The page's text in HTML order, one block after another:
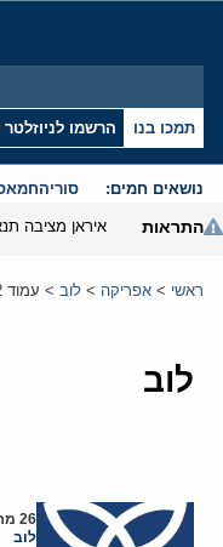
תמכו בנו הרשמו לניוזלטר
נושאים חמים: סוריה
התראות
ראשי > אפריקה > לוב > עמוד 2
לוב
26 מרץ, 2012
לוב